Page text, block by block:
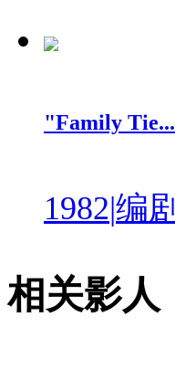
"Family Tie...
1982|编剧
相关影人